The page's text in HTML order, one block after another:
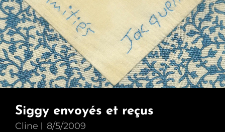
Siggy envoyés et reçus
Cline 8/5/2009